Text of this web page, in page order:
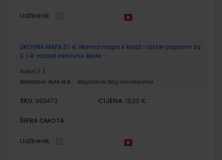
Udžbenik
LIKOVNA MAPA 3 i 4; likovna mapa s kolaž i raster papirom za
3. i 4. razred osnovne škole
Autor(i): /
Nakladnik: ALFA d.d. Registarski broj ministarstva:
SKU: 993473 CIJENA: 13,00 €
ŠIFRA OMOTA:
Udžbenik